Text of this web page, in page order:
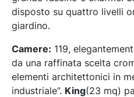
disposto su quattro livelli
giardino.
Camere: 119,
da una raffinata scelta
elementi architettonici in
industriale”. King(23 mq)